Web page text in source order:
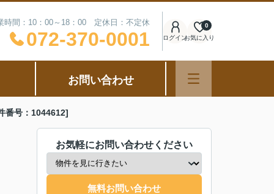
時間：10：00～18：00 定休日：不定休
072-370-0001 ログインお気に入り
0
お問い合わせ
番号：1044612]
お気軽にお問い合わせください
無料お問い合わせ